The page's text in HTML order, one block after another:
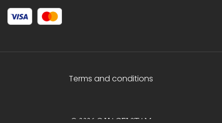
Terms and conditions
© 2026 C.HAGELSTAM